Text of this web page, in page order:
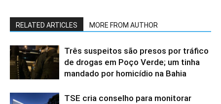
RELATED ARTICLES MORE FROM AUTHOR
Três suspeitos são presos por tráfico
de drogas em Poço Verde; um tinha
mandado por homicídio na Bahia
TSE cria conselho para monitorar